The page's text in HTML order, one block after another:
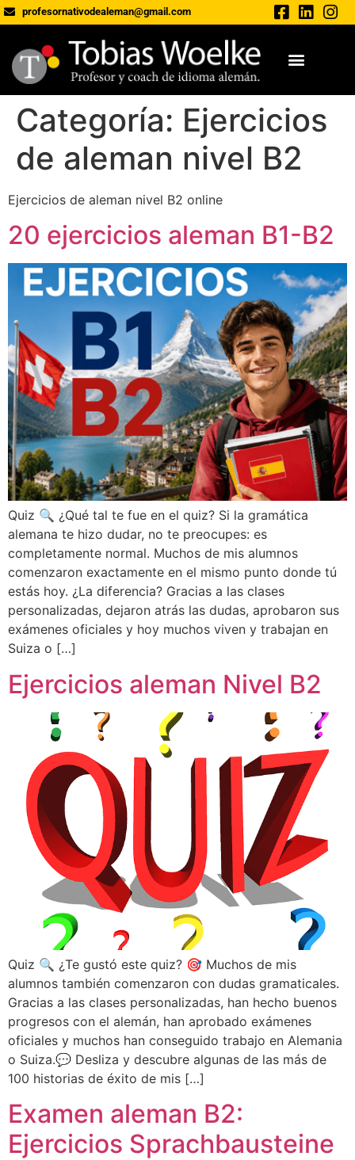
profesornativodealeman@gmail.com
Categoría: Ejercicios
de aleman nivel B2
Ejercicios de aleman nivel B2 online
20 ejercicios aleman B1-B2
Quiz 🔍 ¿Qué tal te fue en el quiz? Si la gramática
alemana te hizo dudar, no te preocupes: es
completamente normal. Muchos de mis alumnos
comenzaron exactamente en el mismo punto donde tú
estás hoy. ¿La diferencia? Gracias a las clases
personalizadas, dejaron atrás las dudas, aprobaron sus
exámenes oficiales y hoy muchos viven y trabajan en
Suiza o […]
Ejercicios aleman Nivel B2
Quiz 🔍 ¿Te gustó este quiz? 🎯 Muchos de mis
alumnos también comenzaron con dudas gramaticales.
Gracias a las clases personalizadas, han hecho buenos
progresos con el alemán, han aprobado exámenes
oficiales y muchos han conseguido trabajo en Alemania
o Suiza.💬 Desliza y descubre algunas de las más de
100 historias de éxito de mis […]
Examen aleman B2:
Ejercicios Sprachbausteine